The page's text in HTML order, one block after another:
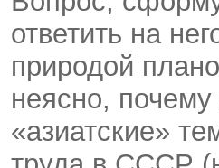
ответить на
природой
неясно,
«азиатские»